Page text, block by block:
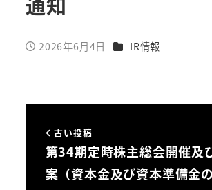
投稿日
2026年6月4日 カテゴリー
IR情報
古い投稿
第34期定時株主総会開催及
案（資本金及び資本準備金